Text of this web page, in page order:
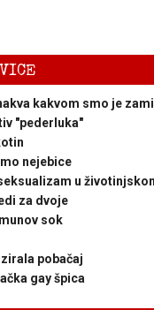
kakvom smo je
"pederluka"
nejebice
u
za dvoje
sok
pobačaj
gay špica